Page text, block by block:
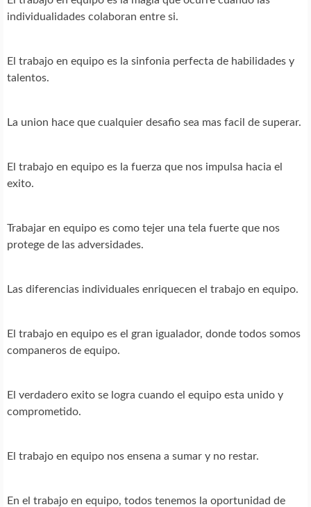
individualidades colaboran entre si.
El trabajo en equipo es la sinfonia perfecta de habilidades y
talentos.
La union hace que cualquier desafio sea mas facil de superar.
El trabajo en equipo es la fuerza que nos impulsa hacia el
exito.
Trabajar en equipo es como tejer una tela fuerte que nos
protege de las adversidades.
Las diferencias individuales enriquecen el trabajo en equipo.
El trabajo en equipo es el gran igualador, donde todos somos
companeros de equipo.
El verdadero exito se logra cuando el equipo esta unido y
comprometido.
El trabajo en equipo nos ensena a sumar y no restar.
En el trabajo en equipo, todos tenemos la oportunidad de